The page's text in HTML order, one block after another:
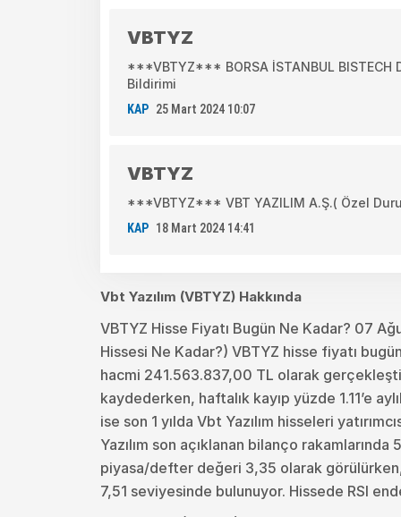
VBTYZ
***VBTYZ*** BORSA İSTANBUL BISTECH
Bildirimi
KAP 25 Mart 2024 10:07
VBTYZ
***VBTYZ*** VBT YAZILIM A.Ş.( Özel
KAP 18 Mart 2024 14:41
Vbt Yazılım (VBTYZ) Hakkında
VBTYZ Hisse Fiyatı Bugün Ne Kadar? 07
Hissesi Ne Kadar?) VBTYZ hisse fiyatı
hacmi 241.563.837,00 TL olarak
kaydederken, haftalık kayıp yüzde 1.11’e
ise son 1 yılda Vbt Yazılım hisseleri
Yazılım son açıklanan bilanço
piyasa/defter değeri 3,35 olarak
7,51 seviyesinde bulunuyor. Hissede RSI